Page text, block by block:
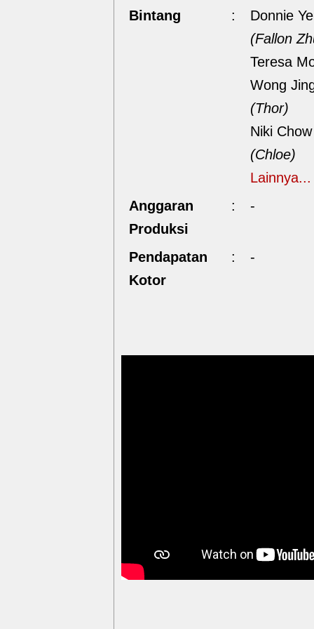
Bintang
:
Donnie
(Fallon
Teresa
Wong
(Thor)
Niki Chow
(Chloe)
Lainnya...
Anggaran
Produksi
: -
Pendapatan
Kotor
: -